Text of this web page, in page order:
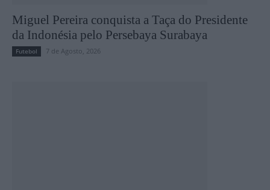
Miguel Pereira conquista a Taça do Presidente
da Indonésia pelo Persebaya Surabaya
Futebol 7 de Agosto, 2026